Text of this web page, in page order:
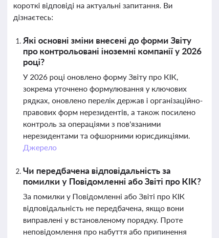
короткі відповіді на актуальні запитання. Ви
дізнаєтесь:
Які основні зміни внесені до форми Звіту
про контрольовані іноземні компанії у 2026
році?
У 2026 році оновлено форму Звіту про КІК,
зокрема уточнено формулювання у ключових
рядках, оновлено перелік держав і організаційно-
правових форм нерезидентів, а також посилено
контроль за операціями з пов'язаними
нерезидентами та офшорними юрисдикціями.
Джерело
Чи передбачена відповідальність за
помилки у Повідомленні або Звіті про КІК?
За помилки у Повідомленні або Звіті про КІК
відповідальність не передбачена, якщо вони
виправлені у встановленому порядку. Проте
неповідомлення про набуття або припинення